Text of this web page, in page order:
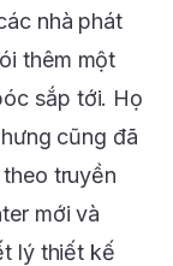
nhà phát
thêm một
sắp tới. Họ
cũng đã
truyền
mới và
lý thiết kế